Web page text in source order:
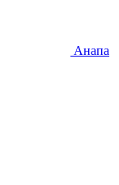
Анапа